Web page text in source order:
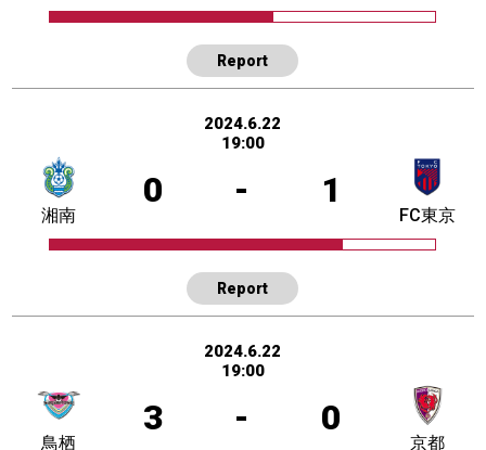
Report
2024.6.22
19:00
0 - 1
湘南 FC東京
Report
2024.6.22
19:00
3 - 0
鳥栖 京都